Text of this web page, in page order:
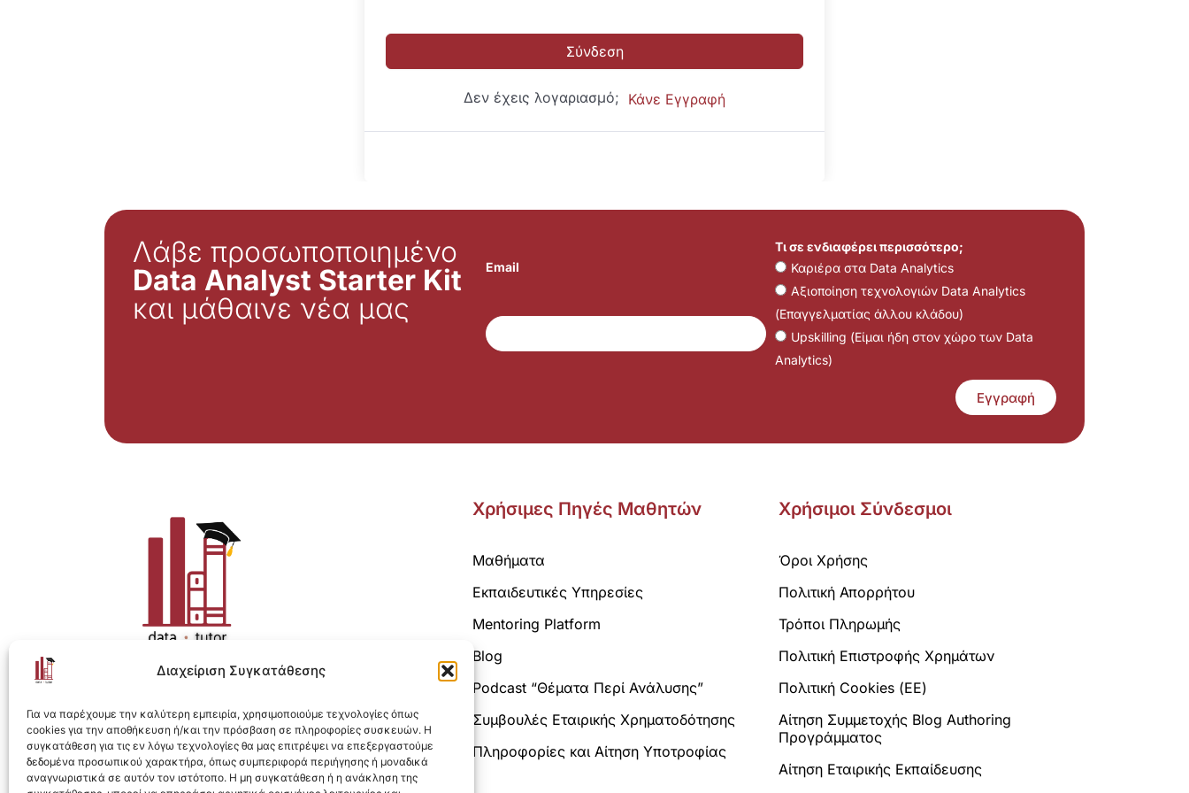
Διαχείριση Συγκατάθεσης
Για να παρέχουμε την καλύτερη εμπειρία, χρησιμοποιούμε τεχνολογίες όπως
cookies για την αποθήκευση ή/και την πρόσβαση σε πληροφορίες συσκευών. Η
συγκατάθεση για τις εν λόγω τεχνολογίες θα μας επιτρέψει να επεξεργαστούμε
δεδομένα προσωπικού χαρακτήρα, όπως συμπεριφορά περιήγησης ή μοναδικά
αναγνωριστικά σε αυτόν τον ιστότοπο. Η μη συγκατάθεση ή η ανάκληση της
Σύνδεση
Δεν έχεις λογαριασμό; Κάνε Εγγραφή
Λάβε προσωποποιημένο
Data Analyst Starter Kit
και μάθαινε νέα μας
Email
Τι σε ενδιαφέρει περισσότερο;
Καριέρα στα Data Analytics
Αξιοποίηση τεχνολογιών Data Analytics
(Επαγγελματίας άλλου κλάδου)
Upskilling (Είμαι ήδη στον χώρο των Data
Analytics)
Εγγραφή
Η ολοκληρωμένη e-learning λύση για Data Analytics.
Χρήσιμες Πηγές Μαθητών
Μαθήματα
Εκπαιδευτικές Υπηρεσίες
Mentoring Platform
Blog
Podcast “Θέματα Περί Ανάλυσης”
Συμβουλές Εταιρικής Χρηματοδότησης
Πληροφορίες και Αίτηση Υποτροφίας
Χρήσιμοι Σύνδεσμοι
Όροι Χρήσης
Πολιτική Απορρήτου
Τρόποι Πληρωμής
Πολιτική Επιστροφής Χρημάτων
Πολιτική Cookies (ΕΕ)
Αίτηση Συμμετοχής Blog Authoring
Προγράμματος
Αίτηση Εταιρικής Εκπαίδευσης